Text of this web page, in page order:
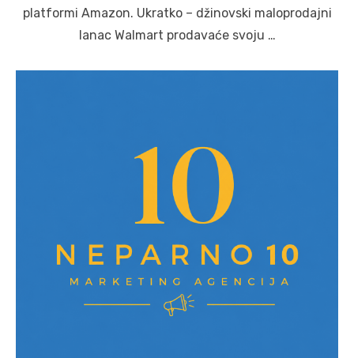
platformi Amazon. Ukratko – džinovski maloprodajni
lanac Walmart prodavaće svoju …